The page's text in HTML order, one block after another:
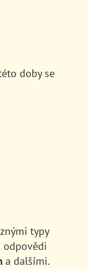
doby se
typy
odpovědi
a dalšími.